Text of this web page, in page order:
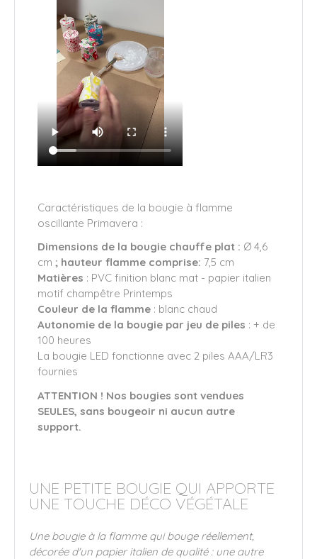
Caractéristiques de la bougie à flamme
oscillante Primavera :
Dimensions de la bougie chauffe plat : Ø 4,6
cm ; hauteur flamme comprise: 7,5 cm
Matières : PVC finition blanc mat - papier italien
motif champêtre Printemps
Couleur de la flamme : blanc chaud
Autonomie de la bougie par jeu de piles : + de
100 heures
La bougie LED fonctionne avec 2 piles AAA/LR3
fournies
ATTENTION ! Nos bougies sont vendues
SEULES, sans bougeoir ni aucun autre
support.
UNE PETITE BOUGIE QUI APPORTE
UNE TOUCHE DÉCO VÉGÉTALE
Une bougie à la flamme qui bouge réellement,
décorée d'un papier italien de qualité : une autre